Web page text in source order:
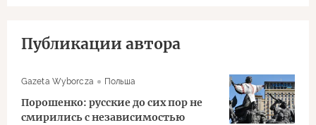
Публикации автора
Gazeta Wyborcza Польша
Порошенко: русские до сих пор не
смирились с независимостью